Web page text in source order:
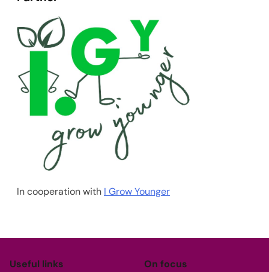
In cooperation with I Grow Younger
Useful links
On focus